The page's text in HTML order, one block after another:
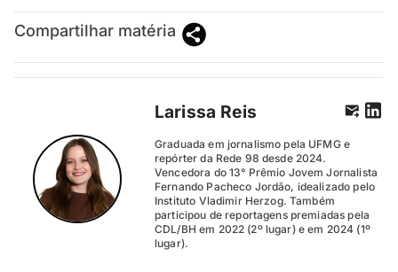
Compartilhar matéria
Larissa Reis
Graduada em jornalismo pela UFMG e
repórter da Rede 98 desde 2024.
Vencedora do 13° Prêmio Jovem Jornalista
Fernando Pacheco Jordão, idealizado pelo
Instituto Vladimir Herzog. Também
participou de reportagens premiadas pela
CDL/BH em 2022 (2º lugar) e em 2024 (1º
lugar).